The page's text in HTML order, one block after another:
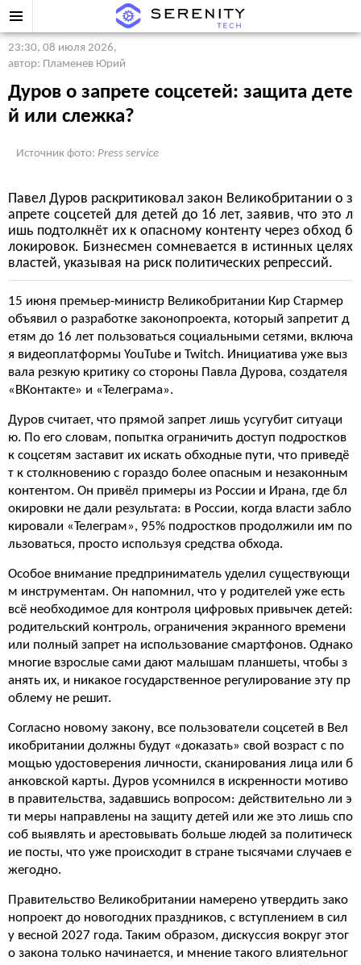
23:30, 08 июля 2026,
автор: Пламенев Юрий
Дуров о запрете соцсетей: защита дете
й или слежка?
Источник фото: Press service
Павел Дуров раскритиковал закон Великобритании о з
апрете соцсетей для детей до 16 лет, заявив, что это л
ишь подтолкнёт их к опасному контенту через обход б
локировок. Бизнесмен сомневается в истинных целях
властей, указывая на риск политических репрессий.
15 июня премьер-министр Великобритании Кир Стармер
объявил о разработке законопроекта, который запретит д
етям до 16 лет пользоваться социальными сетями, включа
я видеоплатформы YouTube и Twitch. Инициатива уже выз
вала резкую критику со стороны Павла Дурова, создателя
«ВКонтакте» и «Телеграма».
Дуров считает, что прямой запрет лишь усугубит ситуаци
ю. По его словам, попытка ограничить доступ подростков
к соцсетям заставит их искать обходные пути, что приведё
т к столкновению с гораздо более опасным и незаконным
контентом. Он привёл примеры из России и Ирана, где бл
окировки не дали результата: в России, когда власти забло
кировали «Телеграм», 95% подростков продолжили им по
льзоваться, просто используя средства обхода.
Особое внимание предприниматель уделил существующи
м инструментам. Он напомнил, что у родителей уже есть
всё необходимое для контроля цифровых привычек детей:
родительский контроль, ограничения экранного времени
или полный запрет на использование смартфонов. Однако
многие взрослые сами дают малышам планшеты, чтобы з
анять их, и никакое государственное регулирование эту пр
облему не решит.
Согласно новому закону, все пользователи соцсетей в Вел
икобритании должны будут «доказать» свой возраст с по
мощью удостоверения личности, сканирования лица или б
анковской карты. Дуров усомнился в искренности мотиво
в правительства, задавшись вопросом: действительно ли э
ти меры направлены на защиту детей или же это лишь спо
соб выявлять и арестовывать больше людей за политическ
ие посты, что уже происходит в стране тысячами случаев е
жегодно.
Правительство Великобритании намерено утвердить зако
нопроект до новогодних праздников, с вступлением в сил
у весной 2027 года. Таким образом, дискуссия вокруг этог
о закона только начинается, и мнение такого влиятельног